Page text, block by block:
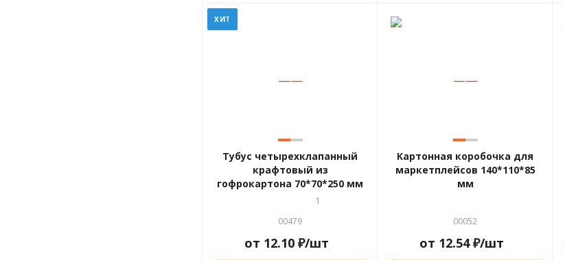
ХИТ
——
Тубус четырехклапанный
крафтовый из
гофрокартона 70*70*250 мм
1
00479
от 12.10 ₽/шт
——
Картонная коробочка для
маркетплейсов 140*110*85
мм
00052
от 12.54₽/шт